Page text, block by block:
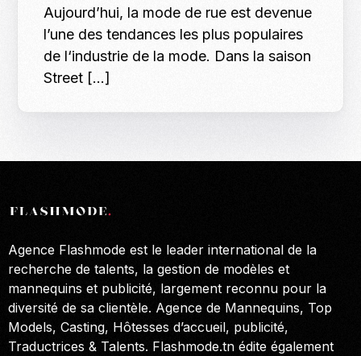
Aujourd’hui, la mode de rue est devenue
l’une des tendances les plus populaires
de l‘industrie de la mode. Dans la saison
Street […]
Agence Flashmode est le leader international de la
recherche de talents, la gestion de modèles et
mannequins et publicité, largement reconnu pour la
diversité de sa clientèle. Agence de Mannequins, Top
Models, Casting, Hôtesses d’accueil, publicité,
Traductrices & Talents. Flashmode.tn édite également